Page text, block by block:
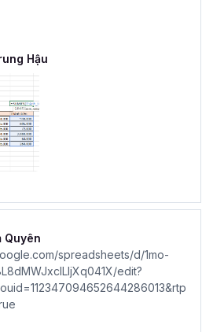
Hậu
Quyên
spreadsheets/d/1mo-
edit?